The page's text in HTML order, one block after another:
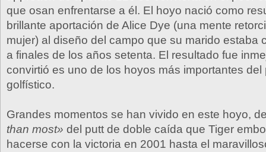
que osan enfrentarse a él. El hoyo nació como
brillante aportación de Alice Dye (una mente
mujer) al diseño del campo que su marido estaba
a finales de los años setenta. El resultado fue
convirtió es uno de los hoyos más importantes del
golfístico.
Grandes momentos se han vivido en este hoyo,
than most» del putt de doble caída que Tiger
hacerse con la victoria en 2001 hasta el